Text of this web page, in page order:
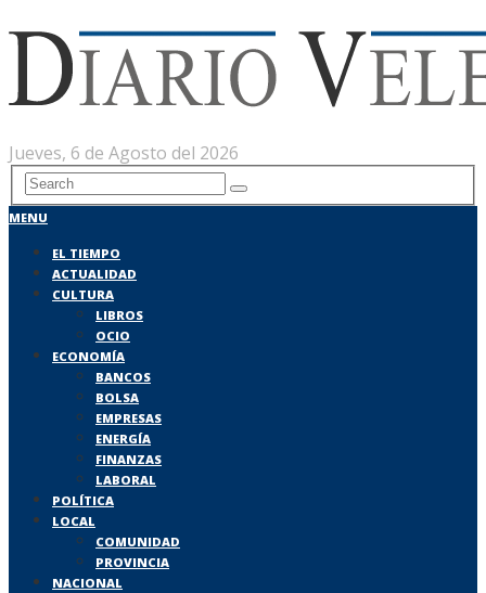
Jueves, 6 de Agosto del 2026
MENU
EL TIEMPO
ACTUALIDAD
CULTURA
LIBROS
OCIO
ECONOMÍA
BANCOS
BOLSA
EMPRESAS
ENERGÍA
FINANZAS
LABORAL
POLÍTICA
LOCAL
COMUNIDAD
PROVINCIA
NACIONAL